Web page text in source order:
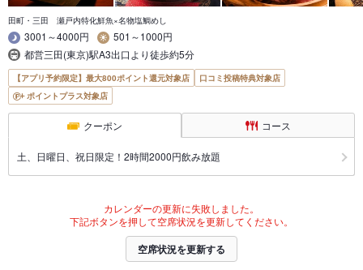
田町・三田 瀬戸内特化鮮魚×名物塩鯛めし
3001～4000円
501～1000円
都営三田(東京)駅A3出口より徒歩約5分
【アプリ予約限定】最大800ポイント還元対象店
口コミ投稿特典対象店
ポイントプラス対象店
クーポン コース
土、日曜日、祝日限定！2時間2000円飲み放題
カレンダーの更新に失敗しました。
下記ボタンを押して空席状況を更新してください。
空席状況を更新する